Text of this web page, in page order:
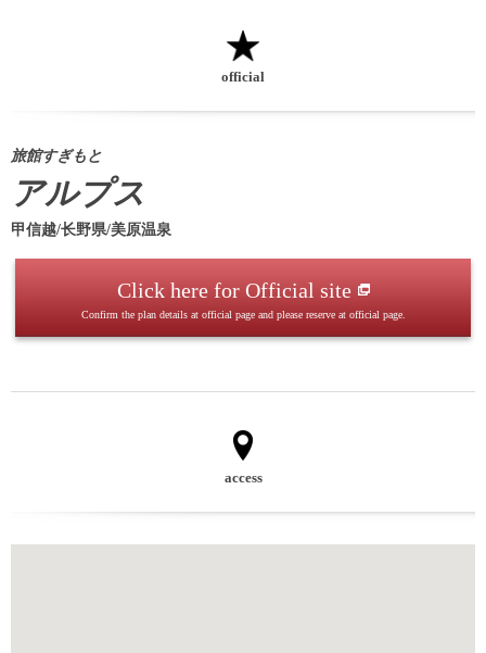
official
旅館すぎもと
アルプス
甲信越/长野県/美原温泉
Click here for Official site
Confirm the plan details at official page and please reserve at official page.
access